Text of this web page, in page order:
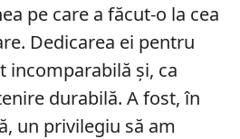
pe care a făcut-o la cea
Dedicarea ei pentru
incomparabilă și, ca
durabilă. A fost, în
un privilegiu să am